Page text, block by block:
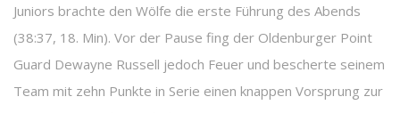
Juniors brachte den Wölfe die erste Führung des Abends
(38:37, 18. Min). Vor der Pause fing der Oldenburger Point
Guard Dewayne Russell jedoch Feuer und bescherte seinem
Team mit zehn Punkte in Serie einen knappen Vorsprung zur